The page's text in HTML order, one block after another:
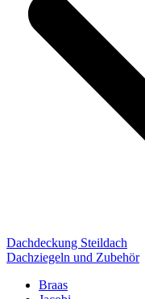
Dachdeckung Steildach
Dachziegeln und Zubehör
Braas